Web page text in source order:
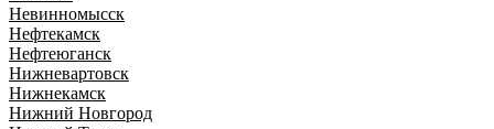
Невинномысск
Нефтекамск
Нефтеюганск
Нижневартовск
Нижнекамск
Нижний Новгород